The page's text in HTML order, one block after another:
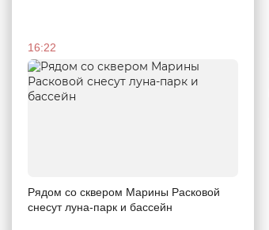
16:22
Рядом со сквером Марины Расковой
снесут луна-парк и бассейн